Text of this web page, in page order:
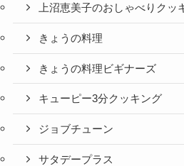
上沼恵美子のおしゃべりクッ
きょうの料理
きょうの料理ビギナーズ
キューピー3分クッキング
ジョブチューン
サタデープラス